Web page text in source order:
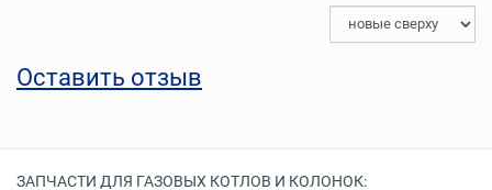
Оставить отзыв
ЗАПЧАСТИ ДЛЯ ГАЗОВЫХ КОТЛОВ И КОЛОНОК: